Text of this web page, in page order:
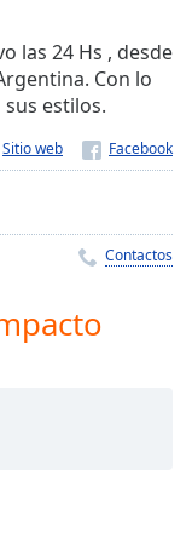
las 24 Hs , desde
Con lo
estilos.
Sitio web
Contactos